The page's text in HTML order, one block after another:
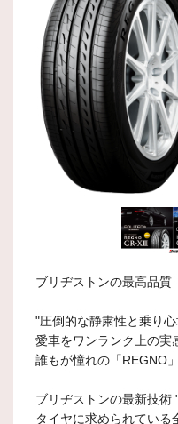
ブリヂストンの最高品質
"圧倒的な静粛性と乗り心
愛車をワンランク上の実
誰もが憧れの「REGNO
ブリヂストンの最新技術
タイヤに求められている